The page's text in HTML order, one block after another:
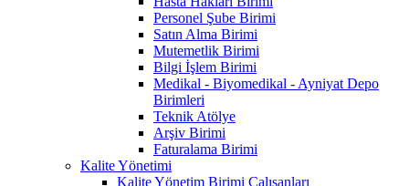
Personel Şube Birimi
Satın Alma Birimi
Mutemetlik Birimi
Bilgi İşlem Birimi
Medikal - Biyomedikal - Ayniyat Depo
Birimleri
Teknik Atölye
Arşiv Birimi
Faturalama Birimi
Kalite Yönetimi
Kalite Yönetim Birimi Çalışanları